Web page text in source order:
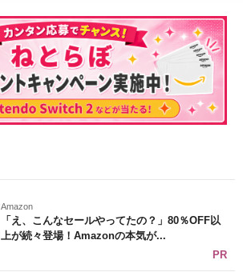
Amazon
「え、こんなセールやってたの？」80％OFF以
上が続々登場！Amazonの本気が...
PR